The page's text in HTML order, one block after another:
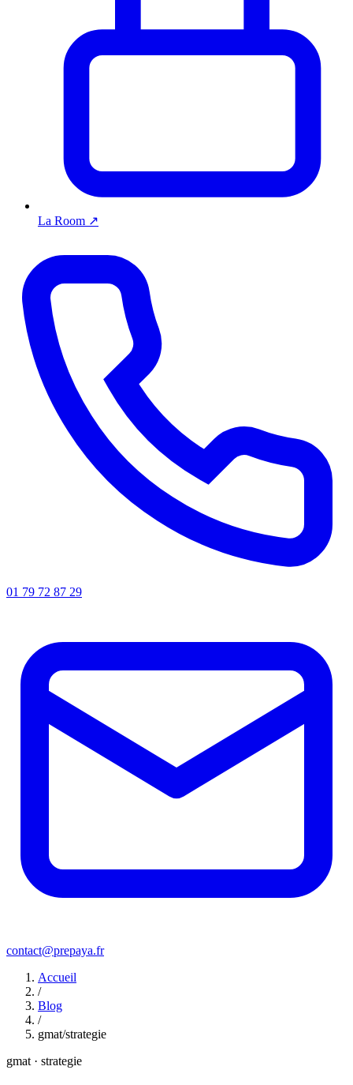
La Room ↗
01 79 72 87 29
contact@prepaya.fr
Accueil
/
Blog
/
gmat/strategie
gmat · strategie